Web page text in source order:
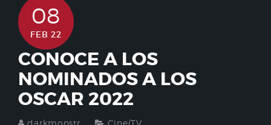
08
FEB 22
CONOCE A LOS
NOMINADOS A LOS
OSCAR 2022
darkmonstr Cine/TV